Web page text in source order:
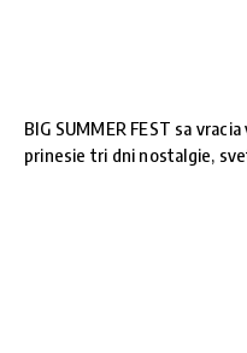
BIG SUMMER FEST sa
prinesie tri dni nostalgie,